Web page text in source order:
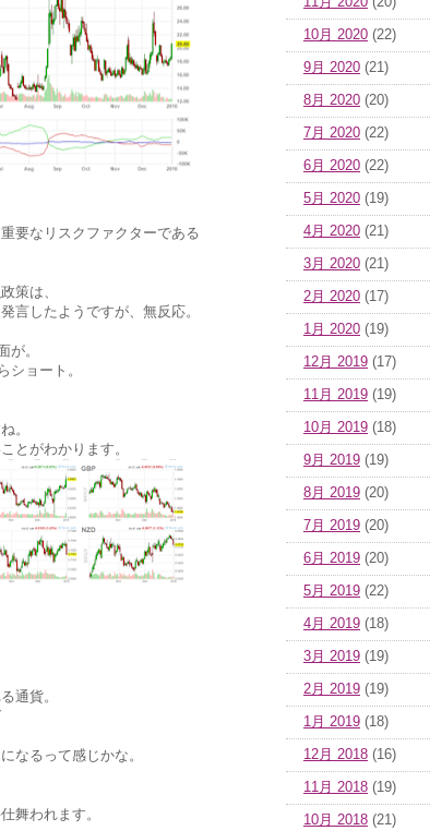
要なリスクファクターである
策は、
言したようですが、無反応。
が。
ショート。
。
とがわかります。
通貨。
なるって感じかな。
舞われます。
10月 2020 (22)
9月 2020 (21)
8月 2020 (20)
7月 2020 (22)
6月 2020 (22)
5月 2020 (19)
4月 2020 (21)
3月 2020 (21)
2月 2020 (17)
1月 2020 (19)
12月 2019 (17)
11月 2019 (19)
10月 2019 (18)
9月 2019 (19)
8月 2019 (20)
7月 2019 (20)
6月 2019 (20)
5月 2019 (22)
4月 2019 (18)
3月 2019 (19)
2月 2019 (19)
1月 2019 (18)
12月 2018 (16)
11月 2018 (19)
10月 2018 (21)